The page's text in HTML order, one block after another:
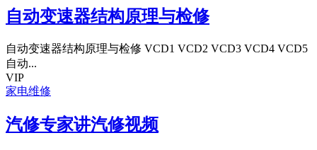
自动变速器结构原理与检修
自动变速器结构原理与检修 VCD1 VCD2 VCD3 VCD4 VCD5
自动...
VIP
家电维修
汽修专家讲汽修视频